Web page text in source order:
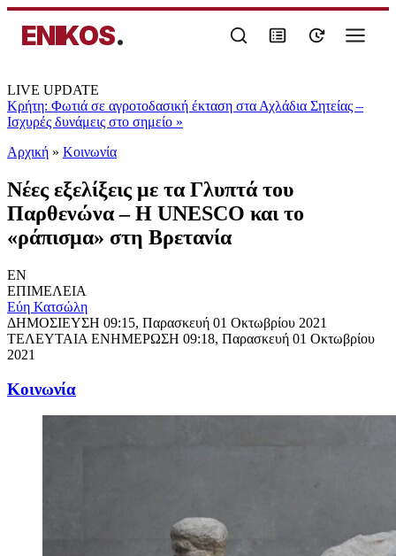
ENIKOS.
LIVE UPDATE
Κρήτη: Φωτιά σε αγροτοδασική έκταση στα Αχλάδια Σητείας –
Ισχυρές δυνάμεις στο σημείο »
Αρχική » Κοινωνία
Νέες εξελίξεις με τα Γλυπτά του
Παρθενώνα – Η UNESCO και το
«ράπισμα» στη Βρετανία
EN
ΕΠΙΜΕΛΕΙΑ
Εύη Κατσώλη
ΔΗΜΟΣΙΕΥΣΗ 09:15, Παρασκευή 01 Οκτωβρίου 2021
ΤΕΛΕΥΤΑΙΑ ΕΝΗΜΕΡΩΣΗ 09:18, Παρασκευή 01 Οκτωβρίου
2021
Κοινωνία